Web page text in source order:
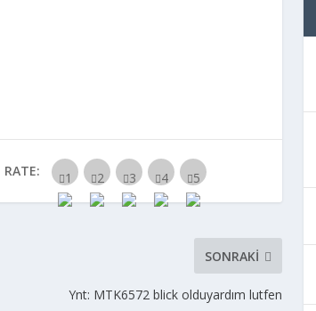
RATE:
SONRAKI
Ynt: MTK6572 blick olduyardım lutfen